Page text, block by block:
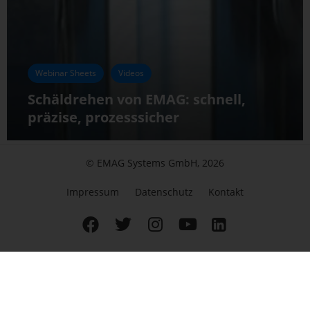
Webinar Sheets Videos
Schäldrehen von EMAG: schnell,
präzise, prozesssicher
© EMAG Systems GmbH, 2026
Impressum Datenschutz Kontakt